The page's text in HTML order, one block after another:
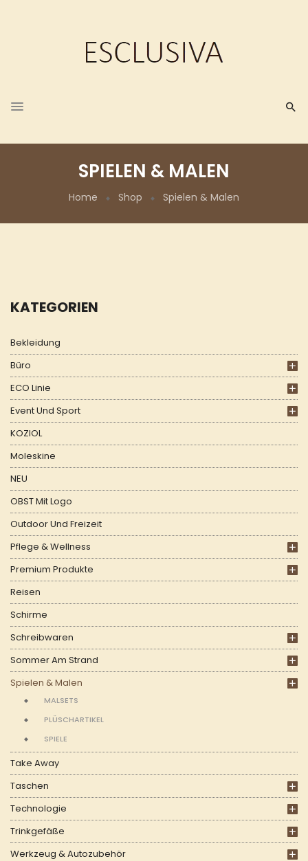
SPIELEN & MALEN
Home Shop Spielen & Malen
KATEGORIEN
Bekleidung
Büro
ECO Linie
Event Und Sport
KOZIOL
Moleskine
NEU
OBST Mit Logo
Outdoor Und Freizeit
Pflege & Wellness
Premium Produkte
Reisen
Schirme
Schreibwaren
Sommer Am Strand
Spielen & Malen
MALSETS
PLÜSCHARTIKEL
SPIELE
Take Away
Taschen
Technologie
Trinkgefäße
Werkzeug & Autozubehör